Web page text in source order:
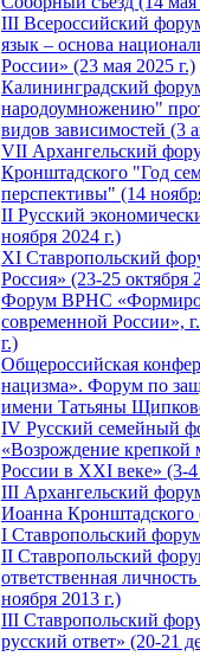
III Всероссийский
язык – основа
России» (23 мая 2025 г.)
Калининградский
народоумножению"
видов зависимостей (3
VII Архангельский
Кронштадского "Год
перспективы" (14
II Русский
ноября 2024 г.)
ХI Ставропольский
Россия» (23-25 октября
Форум ВРНС
современной России»,
г.)
Общероссийская
нацизма». Форум по
имени Татьяны
IV Русский семейный
«Возрождение крепкой
России в XXI веке» (3-4
III Архангельский
Иоанна Кронштадского
I Ставропольский
II Ставропольский
ответственная
ноября 2013 г.)
III Ставропольский
русский ответ» (20-21